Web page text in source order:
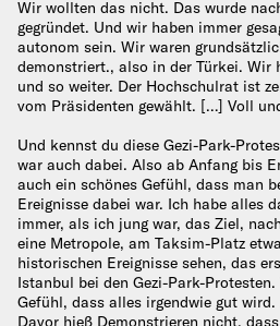
Wir wollten das nicht. Das wurde
gegründet. Und wir haben immer
autonom sein. Wir waren
demonstriert., also in der Türkei. Wir
und so weiter. Der Hochschulrat ist
vom Präsidenten gewählt. […] Voll
Und kennst du diese Gezi-Park-
war auch dabei. Also ab Anfang bis
auch ein schönes Gefühl, dass man
Ereignisse dabei war. Ich habe alles
immer, als ich jung war, das Ziel,
eine Metropole, am Taksim-Platz
historischen Ereignisse sehen, das
Istanbul bei den Gezi-Park-
Gefühl, dass alles irgendwie gut
Davor hieß Demonstrieren nicht,